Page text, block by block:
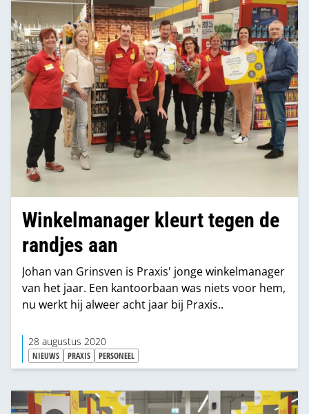
Winkelmanager kleurt tegen de
randjes aan
Johan van Grinsven is Praxis' jonge winkelmanager
van het jaar. Een kantoorbaan was niets voor hem,
nu werkt hij alweer acht jaar bij Praxis..
28 augustus 2020
NIEUWS PRAXIS PERSONEEL